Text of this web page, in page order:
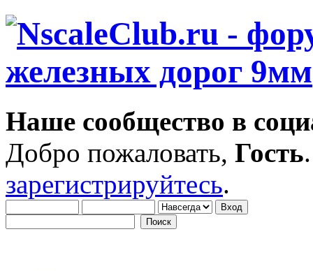
Наше сообщество в
Добро пожаловать, Гость
зарегистрируйтесь.